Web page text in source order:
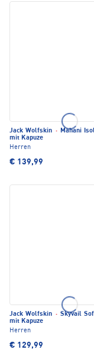
Jack Wolfskin · Mahani
mit Kapuze
Herren
€ 139,99
Jack Wolfskin · Skyvail
mit Kapuze
Herren
€ 129,99